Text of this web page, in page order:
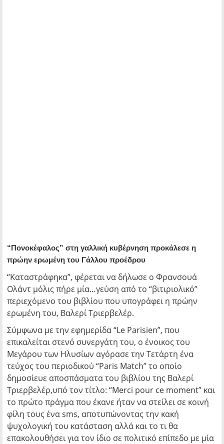
“Πονοκέφαλος” στη γαλλική κυβέρνηση προκάλεσε η
πρώην ερωμένη του Γάλλου προέδρου
“Καταστράφηκα”, φέρεται να δήλωσε ο Φρανσουά
Ολάντ μόλις πήρε μία…γεύση από το “βιτιριολικό”
περιεχόμενο του βιβλίου που υπογράφει η πρώην
ερωμένη του, Βαλερί Τριερβελέρ.
Σύμφωνα με την εφημερίδα “Le Parisien”, που
επικαλείται στενό συνεργάτη του, ο ένοικος του
Μεγάρου των Ηλυσίων αγόρασε την Τετάρτη ένα
τεύχος του περιοδικού “Paris Match” το οποίο
δημοσίευε αποσπάσματα του βιβλίου της Βαλερί
Τριερβελέρ,υπό τον τίτλο: “Merci pour ce moment” και
το πρώτο πράγμα που έκανε ήταν να στείλει σε κοινή
φίλη τους ένα sms, αποτυπώνοντας την κακή
ψυχολογική του κατάσταση αλλά και το τι θα
επακολουθήσει για τον ίδιο σε πολιτικό επίπεδο με μία